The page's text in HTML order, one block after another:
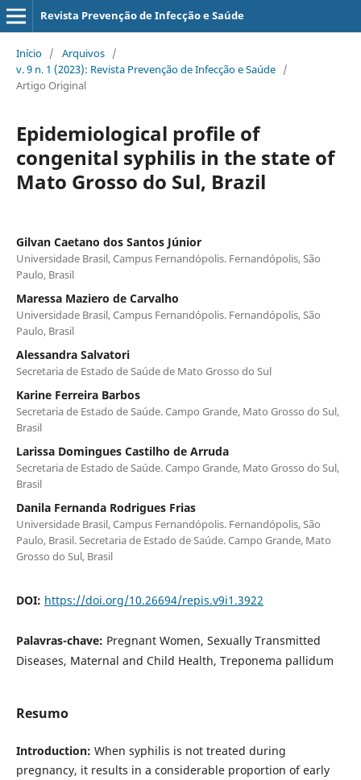
Revista Prevenção de Infecção e Saúde
Início / Arquivos /
v. 9 n. 1 (2023): Revista Prevenção de Infecção e Saúde /
Artigo Original
Epidemiological profile of
congenital syphilis in the state of
Mato Grosso do Sul, Brazil
Gilvan Caetano dos Santos Júnior
Universidade Brasil, Campus Fernandópolis. Fernandópolis, São
Paulo, Brasil
Maressa Maziero de Carvalho
Universidade Brasil, Campus Fernandópolis. Fernandópolis, São
Paulo, Brasil
Alessandra Salvatori
Secretaria de Estado de Saúde de Mato Grosso do Sul
Karine Ferreira Barbos
Secretaria de Estado de Saúde. Campo Grande, Mato Grosso do Sul,
Brasil
Larissa Domingues Castilho de Arruda
Secretaria de Estado de Saúde. Campo Grande, Mato Grosso do Sul,
Brasil
Danila Fernanda Rodrigues Frias
Universidade Brasil, Campus Fernandópolis. Fernandópolis, São
Paulo, Brasil. Secretaria de Estado de Saúde. Campo Grande, Mato
Grosso do Sul, Brasil
DOI: https://doi.org/10.26694/repis.v9i1.3922
Palavras-chave: Pregnant Women, Sexually Transmitted
Diseases, Maternal and Child Health, Treponema pallidum
Resumo
Introduction: When syphilis is not treated during
pregnancy, it results in a considerable proportion of early